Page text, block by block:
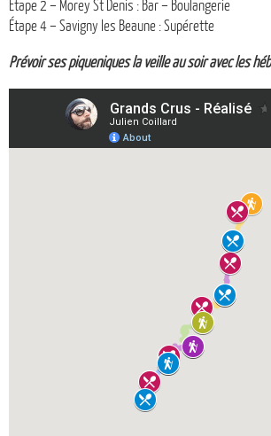
Étape 2 – Morey St Denis : Bar – Boulangerie
Étape 4 – Savigny les Beaune : Supérette
Prévoir ses piqueniques la veille au soir avec les